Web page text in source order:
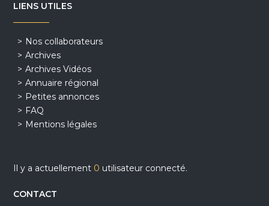
LIENS UTILES
Nos collaborateurs
Archives
Archives Vidéos
Annuaire régional
Petites annonces
FAQ
Mentions légales
Il y a actuellement 0 utilisateur connecté.
CONTACT